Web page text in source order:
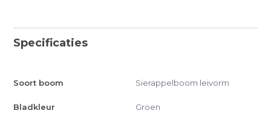
Specificaties
Soort boom Sierappelboom leivorm
Bladkleur Groen